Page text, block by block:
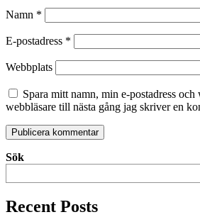
Namn *
E-postadress *
Webbplats
Spara mitt namn, min e-postadress och
webbläsare till nästa gång jag skriver en
Sök
Recent Posts